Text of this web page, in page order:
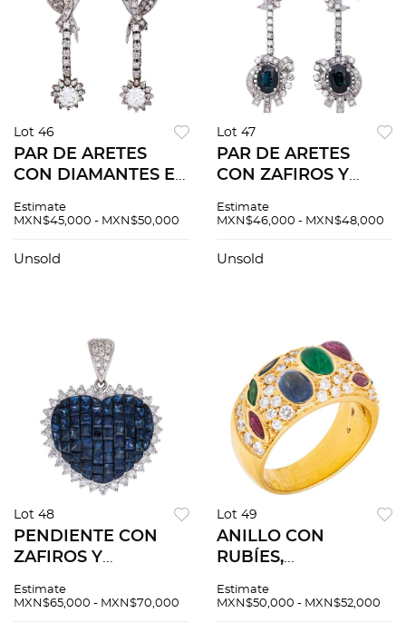
Lot 46
PAR DE ARETES
CON DIAMANTES EN
Diamantes corte
Claridad: VS2-SI2
Estimate
MXN$45,000 - MXN$50,000
Unsold
Lot 47
PAR DE ARETES
CON ZAFIROS Y
PLATA PALADIO.
~3.0 ct y diamantes
Estimate
MXN$46,000 - MXN$48,000
Unsold
Lot 48
PENDIENTE CON
ZAFIROS Y
BLANCO DE 18K.
Estimate
MXN$65,000 - MXN$70,000
Lot 49
ANILLO CON
RUBÍES,
ZAFIROS Y
Estimate
MXN$50,000 - MXN$52,000